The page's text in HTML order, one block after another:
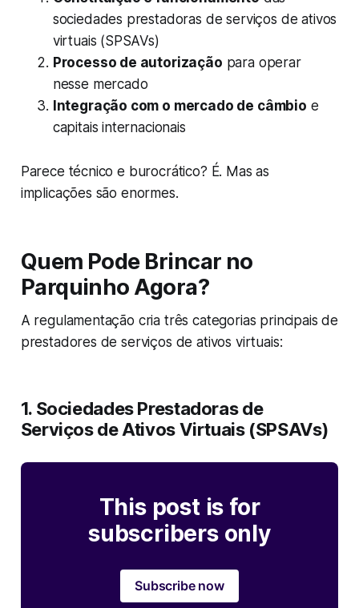
sociedades prestadoras de serviços de ativos
virtuais (SPSAVs)
Processo de autorização para operar
nesse mercado
Integração com o mercado de câmbio e
capitais internacionais
Parece técnico e burocrático? É. Mas as
implicações são enormes.
Quem Pode Brincar no
Parquinho Agora?
A regulamentação cria três categorias principais de
prestadores de serviços de ativos virtuais:
1. Sociedades Prestadoras de
Serviços de Ativos Virtuais (SPSAVs)
This post is for
subscribers only
Subscribe now